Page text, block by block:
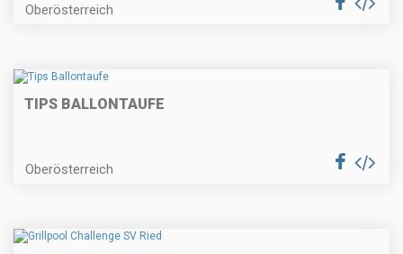
Oberösterreich
TIPS BALLONTAUFE
Oberösterreich